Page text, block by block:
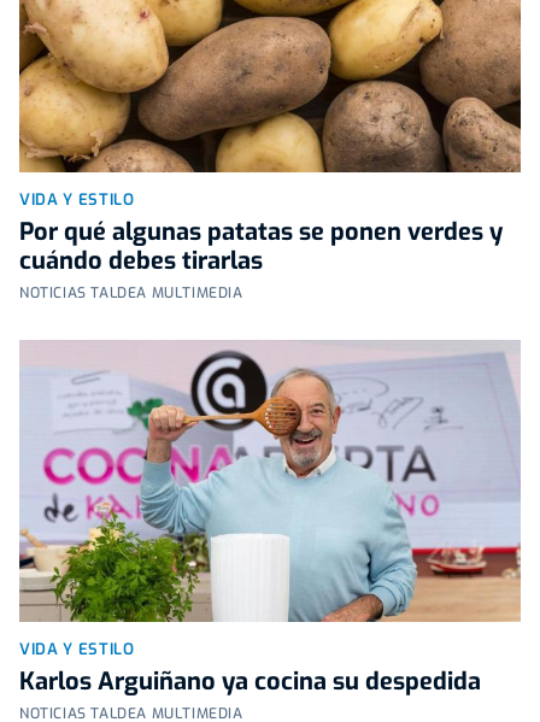
VIDA Y ESTILO
Por qué algunas patatas se ponen verdes y
cuándo debes tirarlas
NOTICIAS TALDEA MULTIMEDIA
VIDA Y ESTILO
Karlos Arguiñano ya cocina su despedida
NOTICIAS TALDEA MULTIMEDIA